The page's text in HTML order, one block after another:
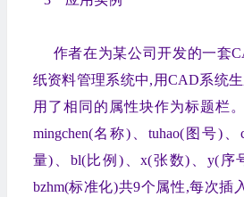
作者在为某公司开发的一套
纸资料管理系统中,用CAD系统
用了相同的属性块作为标题栏
mingchen(名称)、tuhao(图号)
量)、bl(比例)、x(张数)、y(序
bzhm(标准化)共9个属性,每次插